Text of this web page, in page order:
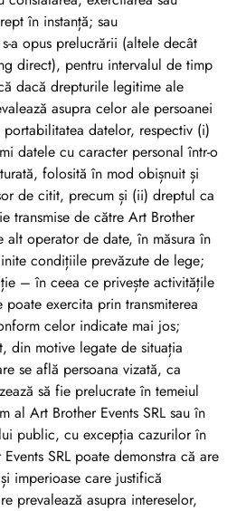
în instanță; sau
a opus prelucrării (altele decât
direct), pentru intervalul de timp
dacă drepturile legitime ale
asupra celor ale persoanei
datelor, respectiv (i)
datele cu caracter personal într-o
folosită în mod obișnuit și
de citit, precum și (ii) dreptul ca
transmise de către Art Brother
alt operator de date, în măsura în
condițiile prevăzute de lege;
– în ceea ce privește activitățile
poate exercita prin transmiterea
celor indicate mai jos;
din motive legate de situația
se află persoana vizată, ca
să fie prelucrate în temeiul
al Art Brother Events SRL sau în
public, cu excepția cazurilor în
SRL poate demonstra că are
imperioase care justifică
prevalează asupra intereselor,